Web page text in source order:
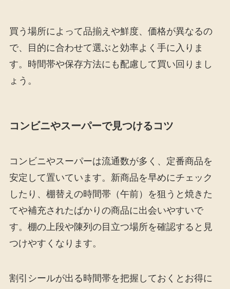
買う場所によって品揃えや鮮度、価格が異なるの
で、目的に合わせて選ぶと効率よく手に入りま
す。時間帯や保存方法にも配慮して買い回りまし
ょう。
コンビニやスーパーで見つけるコツ
コンビニやスーパーは流通数が多く、定番商品を
安定して置いています。新商品を早めにチェック
したり、棚替えの時間帯（午前）を狙うと焼きた
てや補充されたばかりの商品に出会いやすいで
す。棚の上段や陳列の目立つ場所を確認すると見
つけやすくなります。
割引シールが出る時間帯を把握しておくとお得に